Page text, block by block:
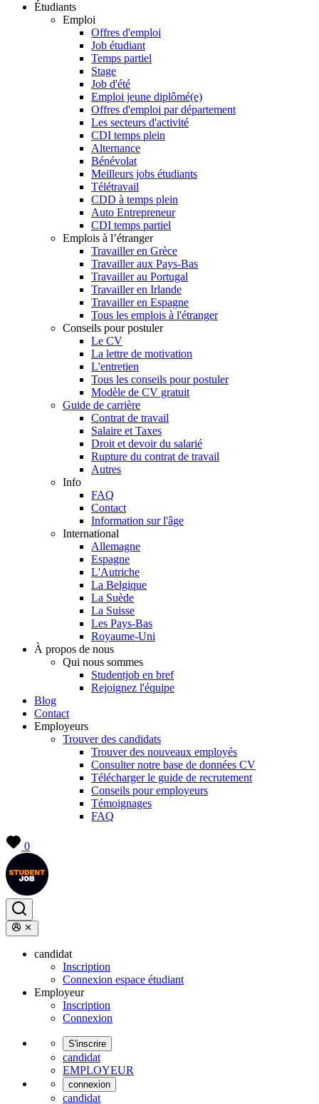
Étudiants
Emploi
Offres d'emploi
Job étudiant
Temps partiel
Stage
Job d'été
Emploi jeune diplômé(e)
Offres d'emploi par département
Les secteurs d'activité
CDI temps plein
Alternance
Bénévolat
Meilleurs jobs étudiants
Télétravail
CDD à temps plein
Auto Entrepreneur
CDI temps partiel
Emplois à l’étranger
Travailler en Grèce
Travailler aux Pays-Bas
Travailler au Portugal
Travailler en Irlande
Travailler en Espagne
Tous les emplois à l'étranger
Conseils pour postuler
Le CV
La lettre de motivation
L'entretien
Tous les conseils pour postuler
Modèle de CV gratuit
Guide de carrière
Contrat de travail
Salaire et Taxes
Droit et devoir du salarié
Rupture du contrat de travail
Autres
Info
FAQ
Contact
Information sur l'âge
International
Allemagne
Espagne
L'Autriche
La Belgique
La Suède
La Suisse
Les Pays-Bas
Royaume-Uni
À propos de nous
Qui nous sommes
Studentjob en bref
Rejoignez l'équipe
Blog
Contact
Employeurs
Trouver des candidats
Trouver des nouveaux employés
Consulter notre base de données CV
Télécharger le guide de recrutement
Conseils pour employeurs
Témoignages
FAQ
0
candidat
Inscription
Connexion espace étudiant
Employeur
Inscription
Connexion
S'inscrire
candidat
EMPLOYEUR
connexion
candidat